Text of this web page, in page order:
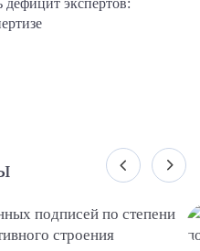
дефицит экспертов: